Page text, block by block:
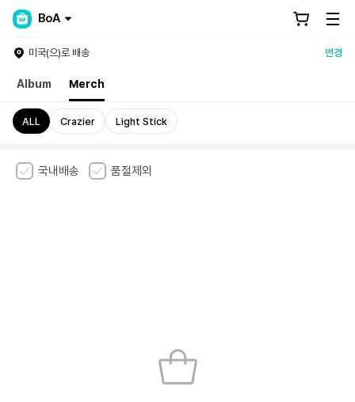
BoA
미국(으)로 배송 변경
Album Merch
ALL Crazier Light Stick
국내배송 품절제외